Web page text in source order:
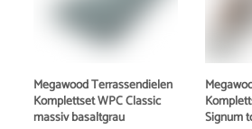
Megawood Terrassendielen
Komplettset WPC Classic
massiv basaltgrau
Signum